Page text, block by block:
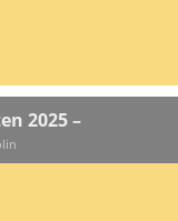
2025 –